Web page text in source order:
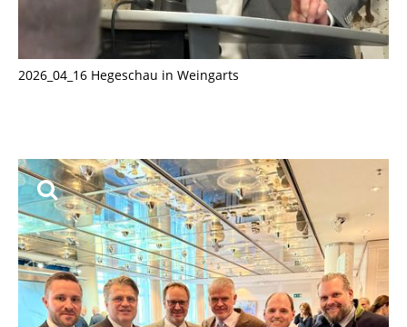
2026_04_16 Hegeschau in Weingarts